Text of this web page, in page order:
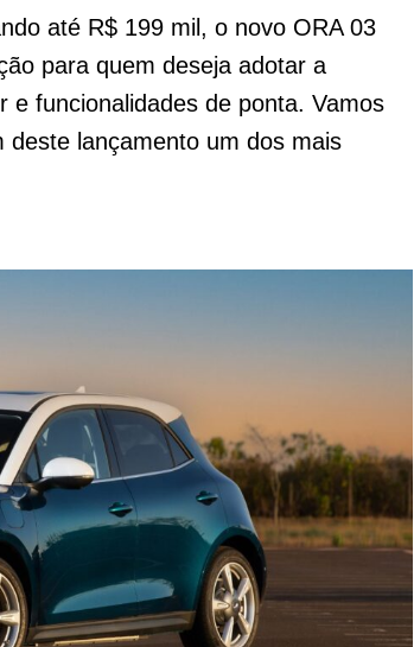
até R$ 199 mil, o novo ORA 03
para quem deseja adotar a
e funcionalidades de ponta. Vamos
deste lançamento um dos mais